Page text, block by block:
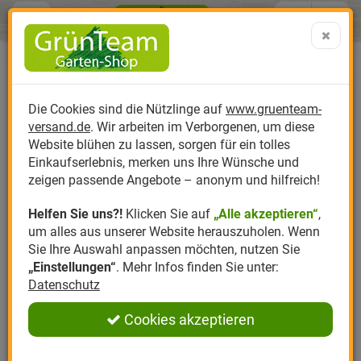
Produktkatalog
Anzucht
Dünger
Erde
Kompost
Pflanzenstärkung
Nützlinge Nützlinge gegen
Nützlingsarten
Nützlingsförderung
Nützlingszubehör
Hersteller
Biplantol
Felco
Gloria
Greenfield
Romberg
Themenwelt
Gemüsegarten
Rasen
Rosen
Ziergarten
Kräutergarten
Ratgeber
Aktuelle Themen
Schädlinge aktuell
Angebote
Sparsets / Set-
Angebote
0 ARTIKEL IM WARENKORB
Ergebnisse () Fertig
Menü Search
Die Cookies sind die Nützlinge auf www.gruenteam-
versand.de. Wir arbeiten im Verborgenen, um diese
Website blühen zu lassen, sorgen für ein tolles
Einkaufserlebnis, merken uns Ihre Wünsche und
zeigen passende Angebote – anonym und hilfreich!
Helfen Sie uns?! Klicken Sie auf „Alle akzeptieren“,
um alles aus unserer Website herauszuholen. Wenn
Sie Ihre Auswahl anpassen möchten, nutzen Sie
„Einstellungen“. Mehr Infos finden Sie unter:
Datenschutz
Cookies akzeptieren